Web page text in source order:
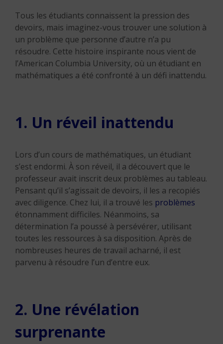
Tous les étudiants connaissent la pression des
devoirs, mais imaginez-vous trouver une solution à
un problème que personne d’autre n’a pu
résoudre. Cette histoire inspirante nous vient de
l’American Columbia University, où un étudiant en
mathématiques a été confronté à un défi inattendu.
1. Un réveil inattendu
Lors d’un cours de mathématiques, un étudiant
s’est endormi. À son réveil, il a découvert que le
professeur avait inscrit deux problèmes au tableau.
Pensant qu’il s’agissait de devoirs, il les a recopiés
avec diligence. Chez lui, il a trouvé les problèmes
étonnamment difficiles. Néanmoins, sa
détermination l’a poussé à persévérer, utilisant
toutes les ressources à sa disposition. Après de
nombreuses heures de travail acharné, il est
parvenu à résoudre l’un d’entre eux.
2. Une révélation
surprenante